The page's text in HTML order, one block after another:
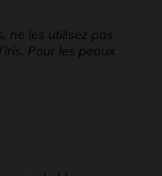
ne les utilisez pas
Pour les peaux